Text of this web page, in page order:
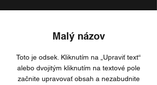
Malý názov
Toto je odsek. Kliknutím na „Upraviť text“
alebo dvojitým kliknutím na textové pole
začnite upravovať obsah a nezabudnite